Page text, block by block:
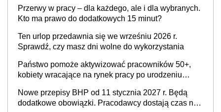
refundacji, ale bariery po stronie systemu i
świadomości pracodawców [WYWIAD]
Przerwy w pracy – dla każdego, ale i dla wybranych.
Kto ma prawo do dodatkowych 15 minut?
Ten urlop przedawnia się we wrześniu 2026 r.
Sprawdź, czy masz dni wolne do wykorzystania
Państwo pomoże aktywizować pracowników 50+,
kobiety wracające na rynek pracy po urodzeniu
neuroatypowe. Powstanie Fundusz na rzecz
Inkluzywności w Zatrudnianiu?
Nowe przepisy BHP od 11 stycznia 2027 r. Będą
dodatkowe obowiązki. Pracodawcy dostają czas na